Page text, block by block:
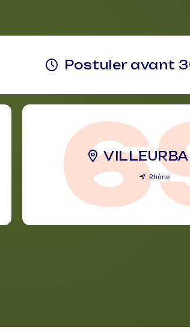
Postuler avant
Rhône